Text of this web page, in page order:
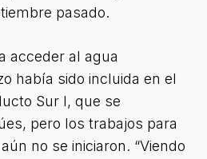
pasado.
acceder al agua
había sido incluida en el
Sur I, que se
pero los trabajos para
no se iniciaron. “Viendo